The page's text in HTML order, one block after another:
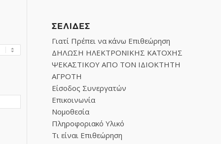
ΣΕΛΊΔΕΣ
Γιατί Πρέπει να κάνω Επιθεώρηση
ΔΗΛΩΣΗ ΗΛΕΚΤΡΟΝΙΚΗΣ ΚΑΤΟΧΗΣ
ΨΕΚΑΣΤΙΚΟΥ ΑΠΟ ΤΟΝ ΙΔΙΟΚΤΗΤΗ
ΑΓΡΟΤΗ
Είσοδος Συνεργατών
Επικοινωνία
Νομοθεσία
Πληροφοριακό Υλικό
Τι είναι Επιθεώρηση